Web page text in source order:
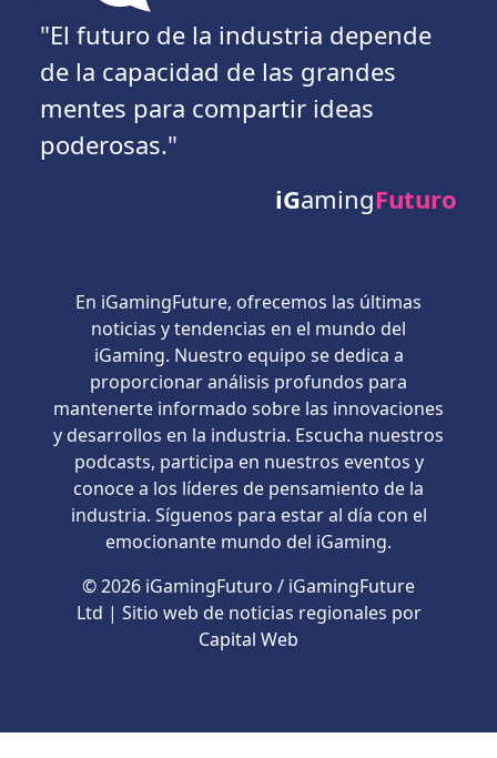
"El futuro de la industria depende
de la capacidad de las grandes
mentes para compartir ideas
poderosas."
iGamingFuturo
En iGamingFuture, ofrecemos las últimas
noticias y tendencias en el mundo del
iGaming. Nuestro equipo se dedica a
proporcionar análisis profundos para
mantenerte informado sobre las innovaciones
y desarrollos en la industria. Escucha nuestros
podcasts, participa en nuestros eventos y
conoce a los líderes de pensamiento de la
industria. Síguenos para estar al día con el
emocionante mundo del iGaming.
© 2026 iGamingFuturo / iGamingFuture
Ltd | Sitio web de noticias regionales por
Capital Web